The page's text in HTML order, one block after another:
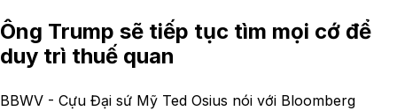
Ông Trump sẽ tiếp tục tìm mọi cớ để
duy trì thuế quan
BBWV - Cựu Đại sứ Mỹ Ted Osius nói với Bloomberg